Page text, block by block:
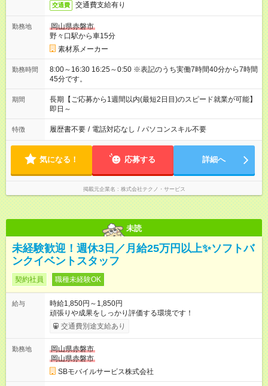
交通費 交通費支給有り
勤務地
岡山県赤磐市
野々口駅から車15分
素材系メーカー
勤務時間
8:00～16:30 16:25～0:50 ※表記のうち実働7時間40分から7時間
45分です。
期間
長期【ご応募から1週間以内(最短2日目)のスピード就業が可能】
即日～
特徴 履歴書不要 / 電話対応なし / パソコンスキル不要
気になる！ 応募する 詳細へ
掲載元企業名 株式会社テクノ・サービス
未読
未経験歓迎！週休3日／月給25万円以上✨ソフトバ
ンクイベントスタッフ
契約社員 職種未経験OK
給与
時給1,850円～1,850円
頑張りや成果をしっかり評価する環境です！
交通費別途支給あり
勤務地
岡山県赤磐市
岡山県赤磐市
SBモバイルサービス株式会社